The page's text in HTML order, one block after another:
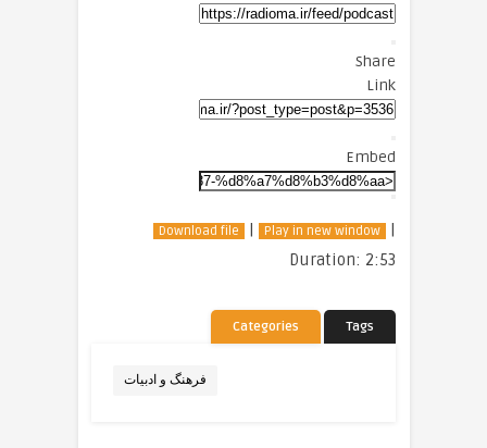
Share
Link
Embed
Download file | Play in new window
|
Duration: 2:53
Categories Tags
فرهنگ و ادبیات